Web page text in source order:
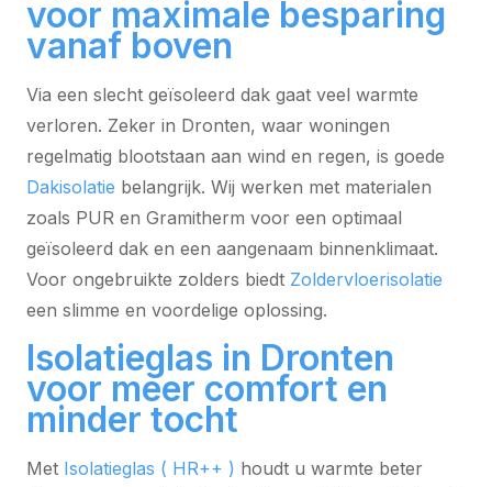
voor maximale besparing
vanaf boven
Via een slecht geïsoleerd dak gaat veel warmte
verloren. Zeker in Dronten, waar woningen
regelmatig blootstaan aan wind en regen, is goede
Dakisolatie belangrijk. Wij werken met materialen
zoals PUR en Gramitherm voor een optimaal
geïsoleerd dak en een aangenaam binnenklimaat.
Voor ongebruikte zolders biedt Zoldervloerisolatie
een slimme en voordelige oplossing.
Isolatieglas in Dronten
voor meer comfort en
minder tocht
Met Isolatieglas ( HR++ ) houdt u warmte beter